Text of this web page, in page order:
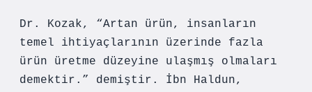
Dr. Kozak, “Artan ürün, insanların
temel ihtiyaçlarının üzerinde fazla
ürün üretme düzeyine ulaşmış olmaları
demektir.” demiştir. İbn Haldun,